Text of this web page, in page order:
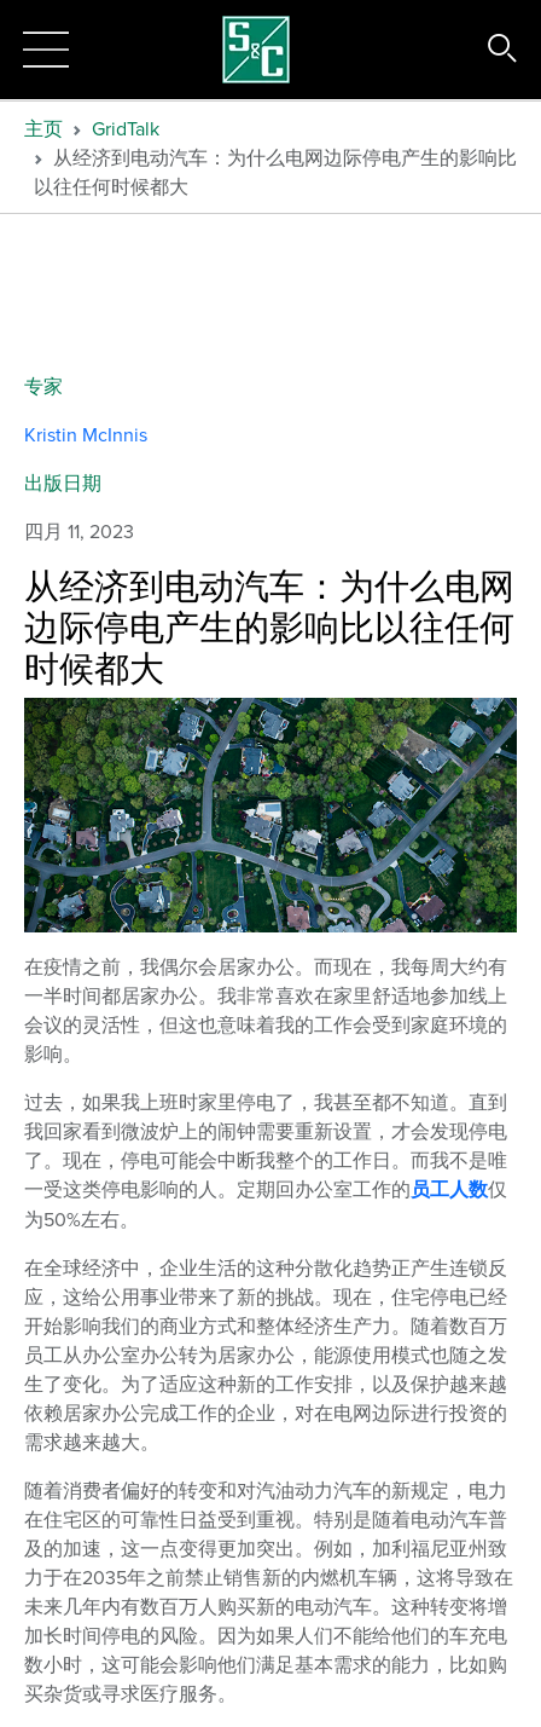
主页
GridTalk
从经济到电动汽车：为什么电网边际停电产生的影响比
以往任何时候都大
从经济到电动汽车：为什么电网
边际停电产生的影响比以往任何
时候都大
在疫情之前，我偶尔会居家办公。而现在，我每周大约有
一半时间都居家办公。我非常喜欢在家里舒适地参加线上
会议的灵活性，但这也意味着我的工作会受到家庭环境的
影响。
过去，如果我上班时家里停电了，我甚至都不知道。直到
我回家看到微波炉上的闹钟需要重新设置，才会发现停电
了。现在，停电可能会中断我整个的工作日。而我不是唯
一受这类停电影响的人。定期回办公室工作的员工人数仅
为50%左右。
在全球经济中，企业生活的这种分散化趋势正产生连锁反
应，这给公用事业带来了新的挑战。现在，住宅停电已经
开始影响我们的商业方式和整体经济生产力。随着数百万
员工从办公室办公转为居家办公，能源使用模式也随之发
生了变化。为了适应这种新的工作安排，以及保护越来越
依赖居家办公完成工作的企业，对在电网边际进行投资的
需求越来越大。
随着消费者偏好的转变和对汽油动力汽车的新规定，电力
在住宅区的可靠性日益受到重视。特别是随着电动汽车普
及的加速，这一点变得更加突出。例如，加利福尼亚州致
力于在2035年之前禁止销售新的内燃机车辆，这将导致在
未来几年内有数百万人购买新的电动汽车。这种转变将增
加长时间停电的风险。因为如果人们不能给他们的车充电
数小时，这可能会影响他们满足基本需求的能力，比如购
买杂货或寻求医疗服务。
专家
Kristin McInnis
出版日期
四月 11, 2023